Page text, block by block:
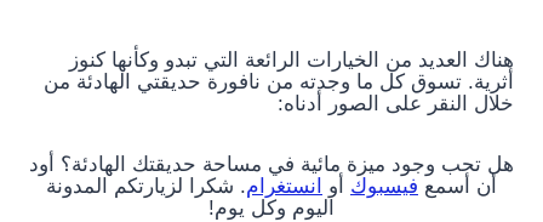
هناك العديد من الخيارات الرائعة التي تبدو وكأنها كنوز
أثرية. تسوق كل ما وجدته من نافورة حديقتي الهادئة من
خلال النقر على الصور أدناه:
هل تحب وجود ميزة مائية في مساحة حديقتك الهادئة؟ أود
أن أسمع فيسبوك أو انستغرام. شكرا لزيارتكم المدونة
اليوم وكل يوم!